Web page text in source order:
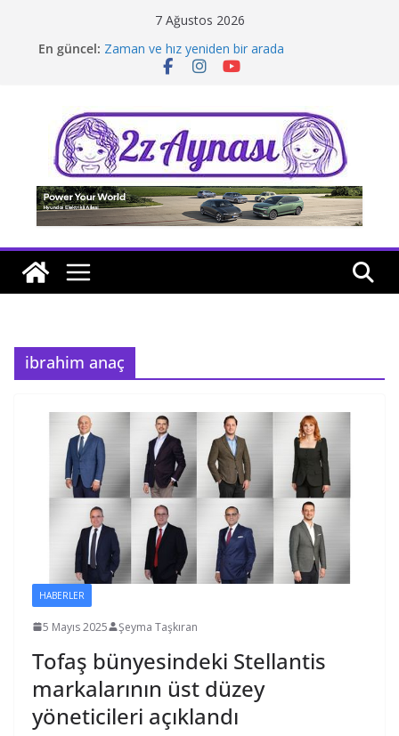
7 Ağustos 2026
En güncel: Zaman ve hız yeniden bir arada
Borusan Next Bodrum’da açıldı
Tatil rotasında test sürüşü
ibrahim anaç
HABERLER
5 Mayıs 2025 Şeyma Taşkıran
Tofaş bünyesindeki Stellantis
markalarının üst düzey
yöneticileri açıklandı